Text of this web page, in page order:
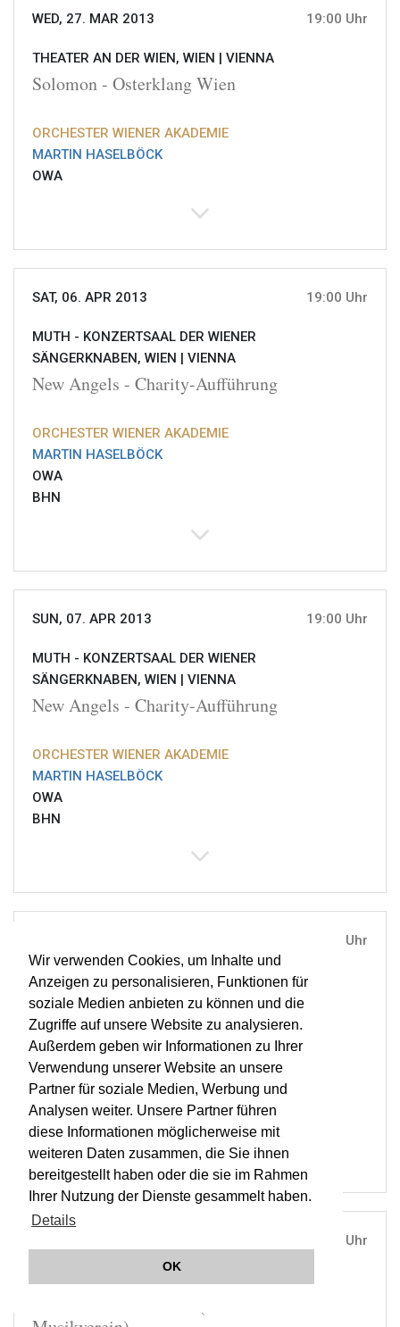
Wir verwenden Cookies, um Inhalte und
Anzeigen zu personalisieren, Funktionen für
soziale Medien anbieten zu können und die
Zugriffe auf unsere Website zu analysieren.
Außerdem geben wir Informationen zu Ihrer
Verwendung unserer Website an unsere
Partner für soziale Medien, Werbung und
Analysen weiter. Unsere Partner führen
diese Informationen möglicherweise mit
weiteren Daten zusammen, die Sie ihnen
bereitgestellt haben oder die sie im Rahmen
Ihrer Nutzung der Dienste gesammelt haben.
Details
OK
WED, 27. MAR 2013 19:00 Uhr
THEATER AN DER WIEN, WIEN | VIENNA
Solomon - Osterklang Wien
ORCHESTER WIENER AKADEMIE
MARTIN HASELBÖCK
OWA
SAT, 06. APR 2013 19:00 Uhr
MUTH - KONZERTSAAL DER WIENER
SÄNGERKNABEN, WIEN | VIENNA
New Angels - Charity-Aufführung
ORCHESTER WIENER AKADEMIE
MARTIN HASELBÖCK
OWA
BHN
SUN, 07. APR 2013 19:00 Uhr
MUTH - KONZERTSAAL DER WIENER
SÄNGERKNABEN, WIEN | VIENNA
New Angels - Charity-Aufführung
ORCHESTER WIENER AKADEMIE
MARTIN HASELBÖCK
OWA
BHN
19:30 Uhr
MUSIKVEREIN, WIEN |VIENNA
Mozart in Prag (4. Konzert im Zyklus
Musikverein)
ORCHESTER WIENER AKADEMIE
MARTIN HASELBÖCK
OWA
19:30 Uhr